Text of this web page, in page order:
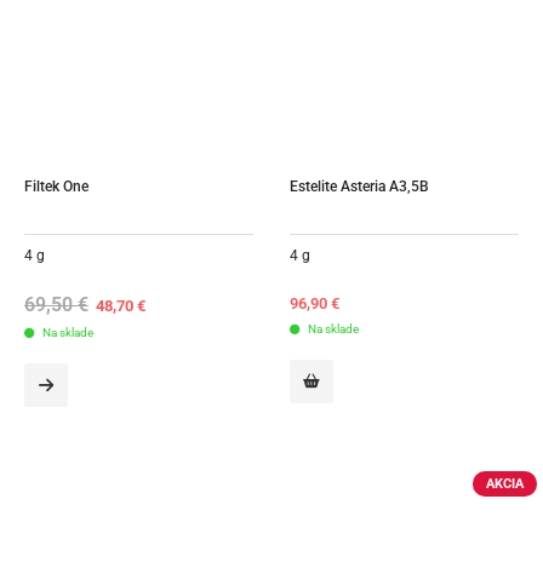
Filtek One
4 g
69,50€ Original
price
48,70€Current
Na sklade
Estelite Asteria A3,5B
4 g
96,90 €
Na sklade
AKCIA